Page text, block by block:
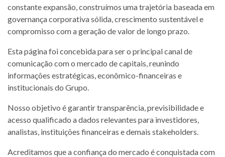
constante expansão, construímos uma trajetória baseada em
governança corporativa sólida, crescimento sustentável e
compromisso com a geração de valor de longo prazo.
Esta página foi concebida para ser o principal canal de
comunicação com o mercado de capitais, reunindo
informações estratégicas, econômico-financeiras e
institucionais do Grupo.
Nosso objetivo é garantir transparência, previsibilidade e
acesso qualificado a dados relevantes para investidores,
analistas, instituições financeiras e demais stakeholders.
Acreditamos que a confiança do mercado é conquistada com